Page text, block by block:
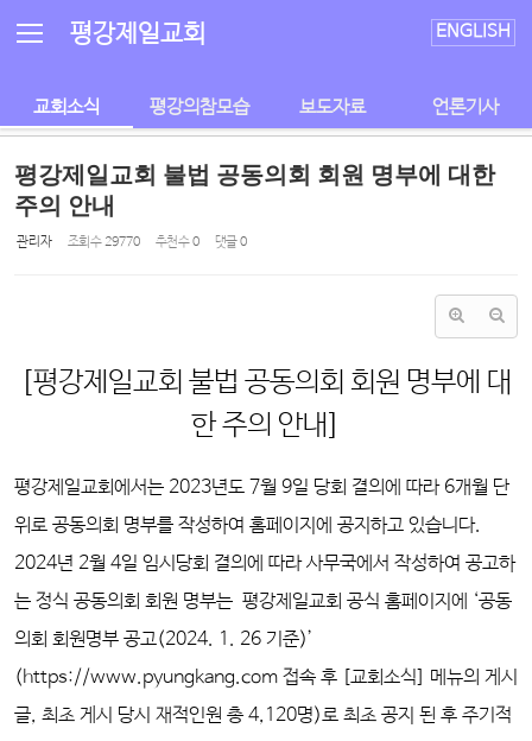
평강제일교회 ENGLISH
교회소식 평강의참모습 보도자료 언론기사
평강제일교회 불법 공동의회 회원 명부에 대한
주의 안내
관리자 조회 수29770 추천 수0 댓글0
[평강제일교회 불법 공동의회 회원 명부에 대
한 주의 안내]
평강제일교회에서는 2023년도 7월 9일 당회 결의에 따라 6개월 단
위로 공동의회 명부를 작성하여 홈페이지에 공지하고 있습니다.
2024년 2월 4일 임시당회 결의에 따라 사무국에서 작성하여 공고하
는 정식 공동의회 회원 명부는 평강제일교회 공식 홈페이지에 ‘공동
의회 회원명부 공고(2024. 1. 26 기준)’
(https://www.pyungkang.com 접속 후 [교회소식] 메뉴의 게시
글, 최초 게시 당시 재적인원 총 4,120명)로 최초 공지 된 후 주기적